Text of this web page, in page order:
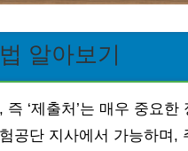
알아보기
‘제출처’는 매우 중요
공단 지사에서 가능하며